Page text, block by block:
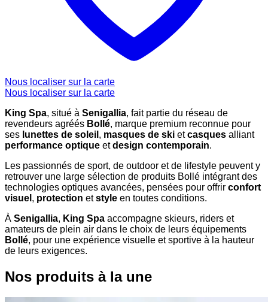
Nous localiser sur la carte
Nous localiser sur la carte
King Spa, situé à Senigallia, fait partie du réseau de
revendeurs agréés Bollé, marque premium reconnue pour
ses lunettes de soleil , masques de ski etcasques alliant
performance optique etdesign contemporain.
Les passionnés de sport, de outdoor et de lifestyle peuvent y
retrouver une large sélection de produits Bollé intégrant des
technologies optiques avancées, pensées pour offrir confort
visuel , protection etstyle en toutes conditions.
À Senigallia, King Spa accompagne skieurs, riders et
amateurs de plein air dans le choix de leurs équipements
Bollé, pour une expérience visuelle et sportive à la hauteur
de leurs exigences.
Nos produits à la une